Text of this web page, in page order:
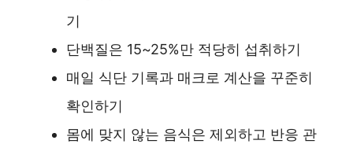
기
단백질은 15~25%만 적당히 섭취하기
매일 식단 기록과 매크로 계산을 꾸준히
확인하기
몸에 맞지 않는 음식은 제외하고 반응 관